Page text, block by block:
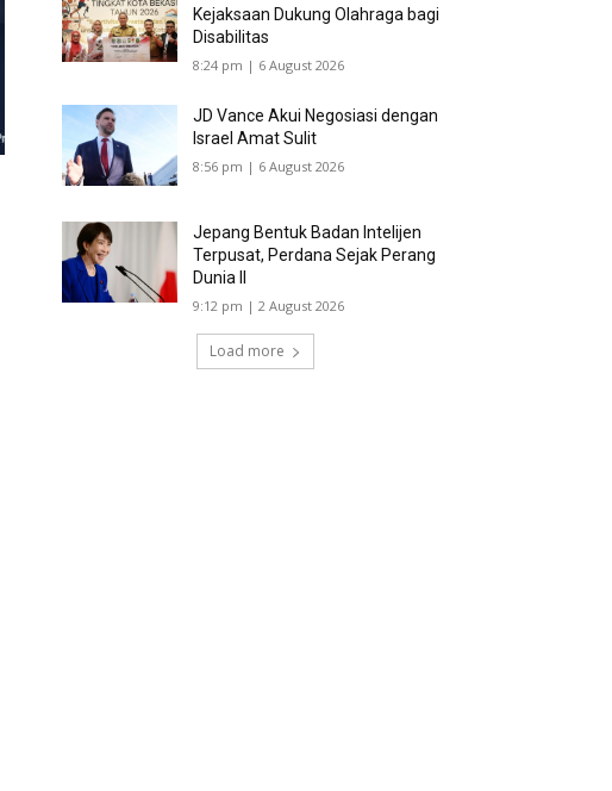
Kejaksaan Dukung Olahraga bagi
Disabilitas
8:24 pm | 6 August 2026
JD Vance Akui Negosiasi dengan
Israel Amat Sulit
8:56 pm | 6 August 2026
Jepang Bentuk Badan Intelijen
Terpusat, Perdana Sejak Perang
Dunia II
9:12 pm | 2 August 2026
Load more